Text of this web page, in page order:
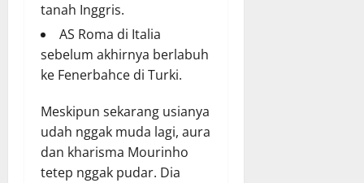
tanah Inggris.
AS Roma di Italia
sebelum akhirnya berlabuh
ke Fenerbahce di Turki.
Meskipun sekarang usianya
udah nggak muda lagi, aura
dan kharisma Mourinho
tetep nggak pudar. Dia